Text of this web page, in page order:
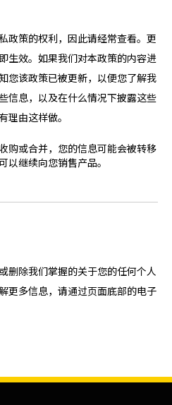
政策的权利，因此请经常查看。更
生效。如果我们对本政策的内容进
您该政策已被更新，以便您了解我
信息，以及在什么情况下披露这些
理由这样做。
购或合并，您的信息可能会被转移
以继续向您销售产品。
删除我们掌握的关于您的任何个人
更多信息，请通过页面底部的电子